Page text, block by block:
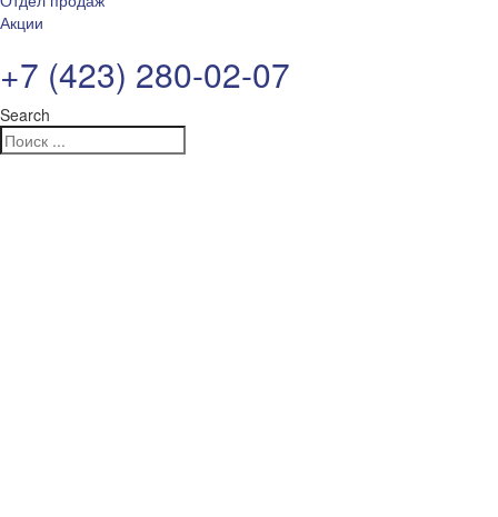
Акции
+7 (423) 280-02-07
Search